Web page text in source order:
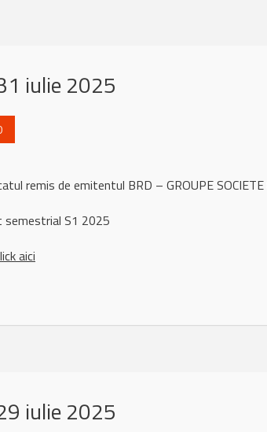
iulie 2025
remis de emitentul BRD – GROUPE
semestrial S1 2025
aici
iulie 2025